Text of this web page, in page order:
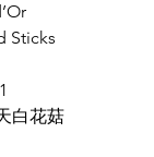
Sticks
白花菇